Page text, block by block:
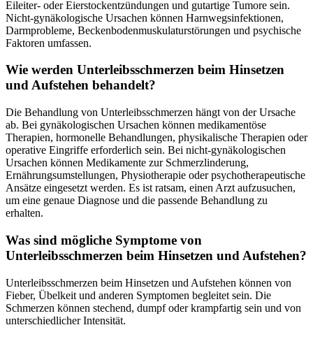
Eileiter- oder Eierstockentzündungen und gutartige Tumore sein.
Nicht-gynäkologische Ursachen können Harnwegsinfektionen,
Darmprobleme, Beckenbodenmuskulaturstörungen und psychische
Faktoren umfassen.
Wie werden Unterleibsschmerzen beim Hinsetzen
und Aufstehen behandelt?
Die Behandlung von Unterleibsschmerzen hängt von der Ursache
ab. Bei gynäkologischen Ursachen können medikamentöse
Therapien, hormonelle Behandlungen, physikalische Therapien oder
operative Eingriffe erforderlich sein. Bei nicht-gynäkologischen
Ursachen können Medikamente zur Schmerzlinderung,
Ernährungsumstellungen, Physiotherapie oder psychotherapeutische
Ansätze eingesetzt werden. Es ist ratsam, einen Arzt aufzusuchen,
um eine genaue Diagnose und die passende Behandlung zu
erhalten.
Was sind mögliche Symptome von
Unterleibsschmerzen beim Hinsetzen und Aufstehen?
Unterleibsschmerzen beim Hinsetzen und Aufstehen können von
Fieber, Übelkeit und anderen Symptomen begleitet sein. Die
Schmerzen können stechend, dumpf oder krampfartig sein und von
unterschiedlicher Intensität.